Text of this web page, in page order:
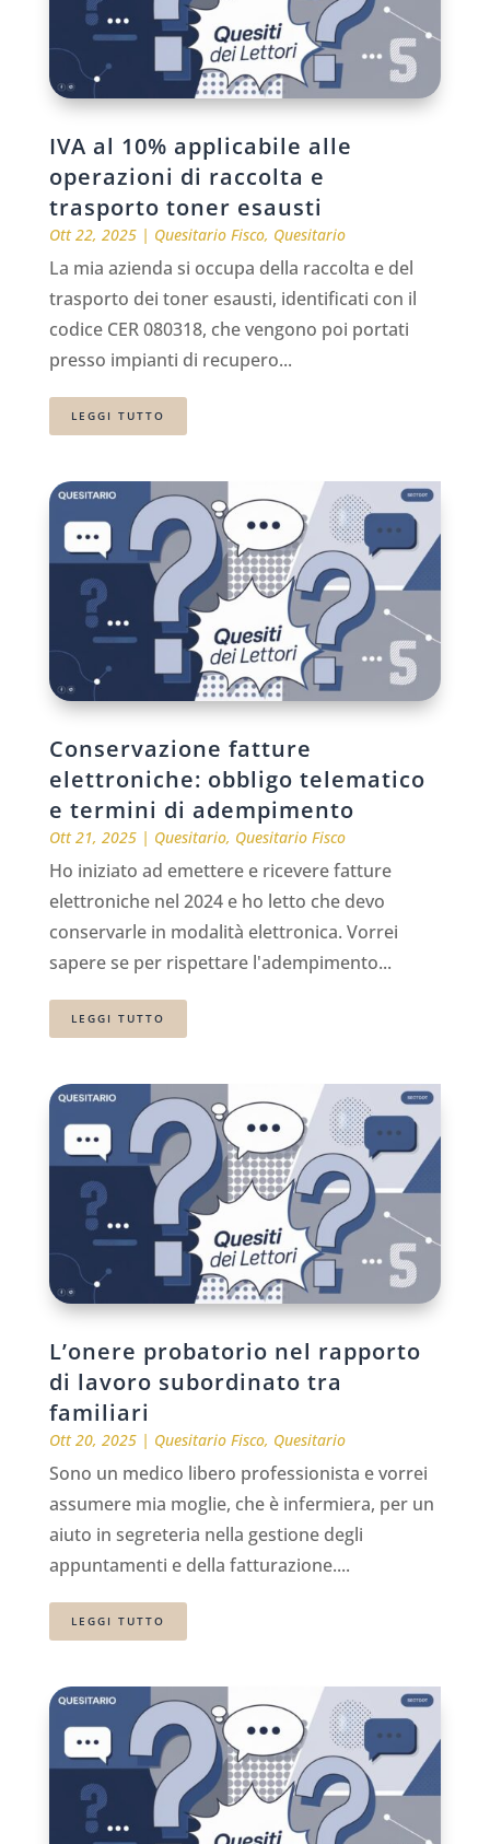
IVA al 10% applicabile alle
operazioni di raccolta e
trasporto toner esausti
Ott 22, 2025| Quesitario Fisco, Quesitario
La mia azienda si occupa della raccolta e del
trasporto dei toner esausti, identificati con il
codice CER 080318, che vengono poi portati
presso impianti di recupero...
LEGGI TUTTO
Conservazione fatture
elettroniche: obbligo telematico
e termini di adempimento
Ott 21, 2025| Quesitario, Quesitario Fisco
Ho iniziato ad emettere e ricevere fatture
elettroniche nel 2024 e ho letto che devo
conservarle in modalità elettronica. Vorrei
sapere se per rispettare l'adempimento...
LEGGI TUTTO
L’onere probatorio nel rapporto
di lavoro subordinato tra
familiari
Ott 20, 2025| Quesitario Fisco, Quesitario
Sono un medico libero professionista e vorrei
assumere mia moglie, che è infermiera, per un
aiuto in segreteria nella gestione degli
appuntamenti e della fatturazione....
LEGGI TUTTO